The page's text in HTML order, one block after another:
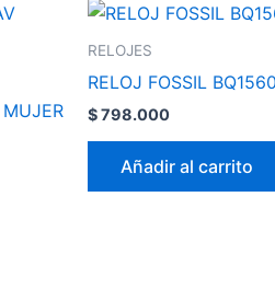
RELOJES
RELOJ FOSSIL
$798.000
Añadir al carrito